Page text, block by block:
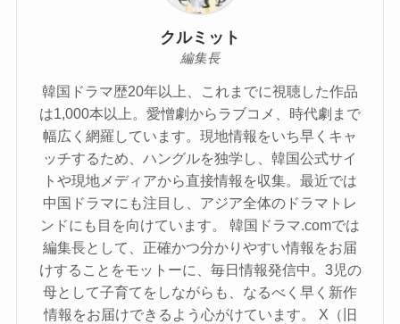
クルミット
編集長
韓国ドラマ歴20年以上、これまでに視聴した作品
は1,000本以上。愛憎劇からラブコメ、時代劇まで
幅広く網羅しています。現地情報をいち早くキャ
ッチするため、ハングルを独学し、韓国公式サイ
トや現地メディアから直接情報を収集。最近では
中国ドラマにも注目し、アジア全体のドラマトレ
ンドにも目を向けています。 韓国ドラマ.comでは
編集長として、正確かつ分かりやすい情報をお届
けすることをモットーに、毎日情報発信中。3児の
母として子育てをしながらも、なるべく早く新作
情報をお届けできるよう心がけています。 X（旧